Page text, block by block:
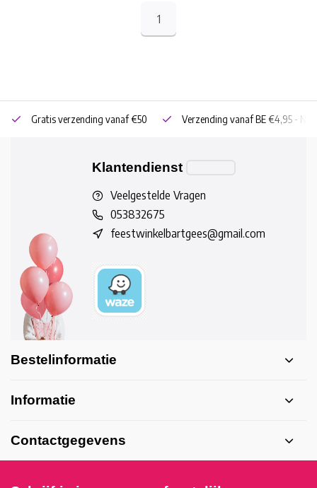
1
Gratis verzending vanaf €50 Verzending vanaf BE €4,95 - NL
Klantendienst
Veelgestelde Vragen
053832675
feestwinkelbartgees@gmail.com
Bestelinformatie
Informatie
Contactgegevens